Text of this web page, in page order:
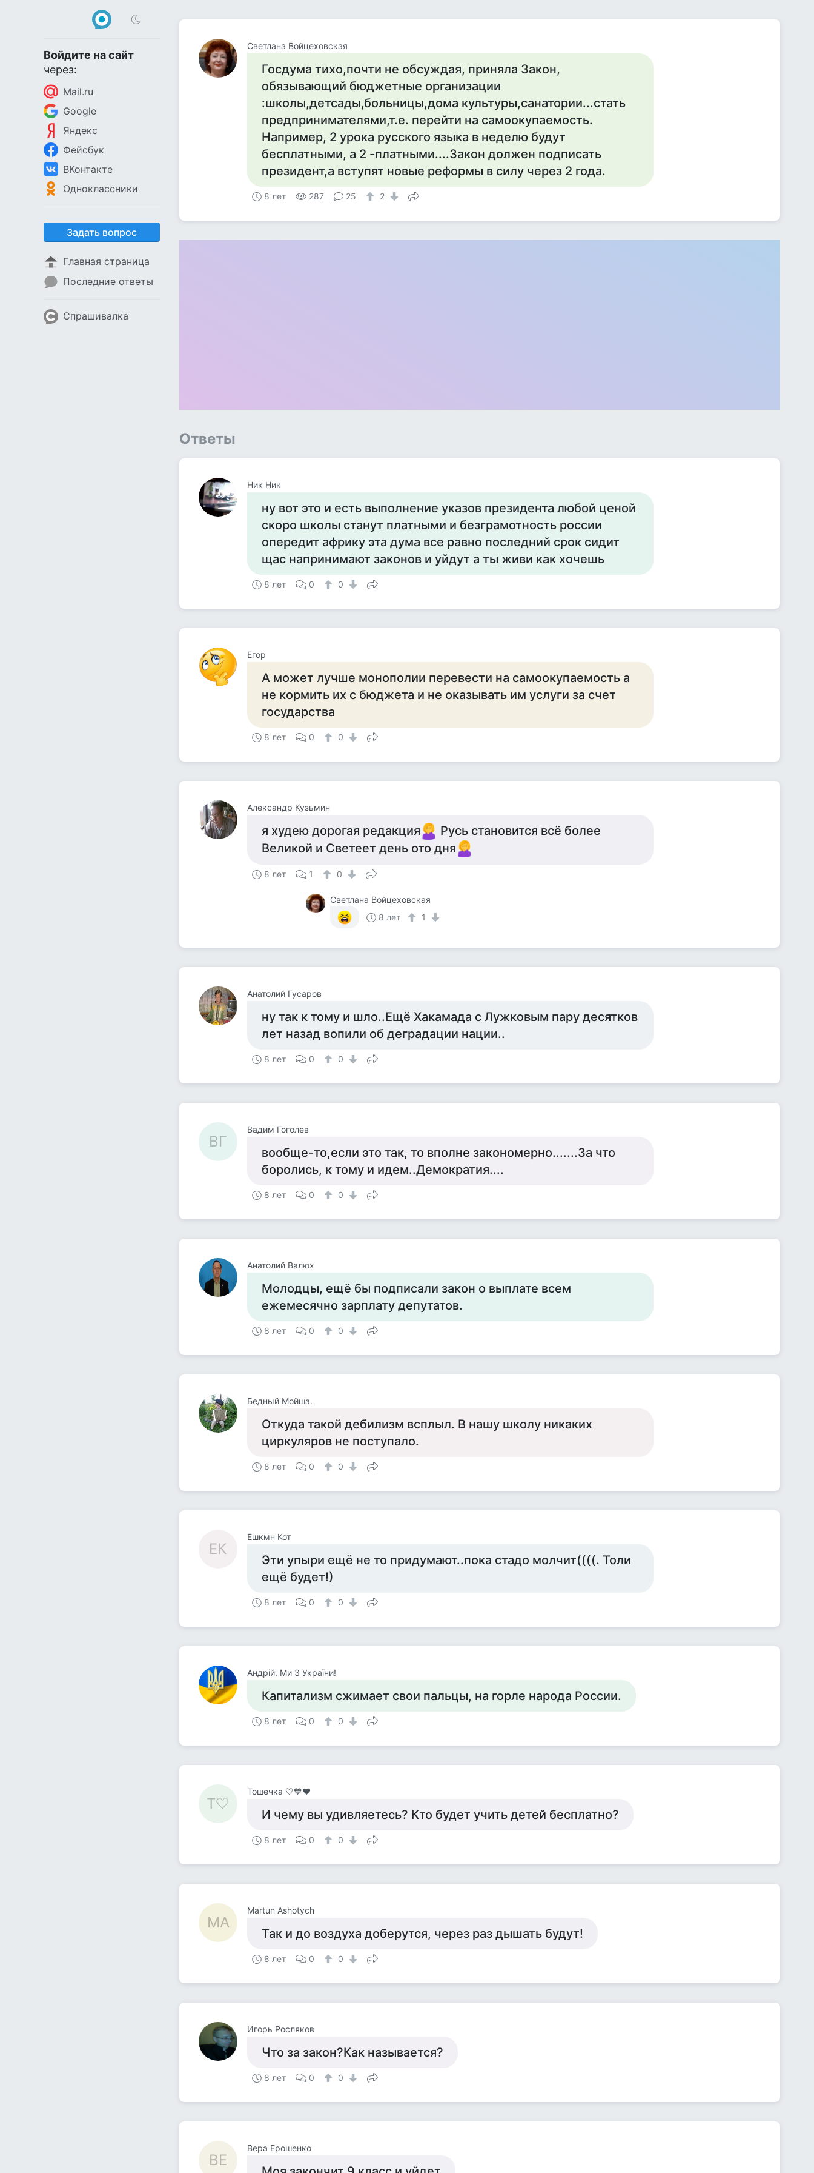
Войдите на сайт
через:
Mail.ru
Google
Яндекс
Фейсбук
ВКонтакте
Одноклассники
Задать вопрос
Главная страница
Последние ответы
Спрашивалка
Светлана Войцеховская
Госдума тихо,почти не обсуждая, приняла Закон,
обязывающий бюджетные организации
:школы,детсады,больницы,дома культуры,санатории...стать
предпринимателями,т.е. перейти на самоокупаемость.
Например, 2 урока русского языка в неделю будут
бесплатными, а 2 -платными....Закон должен подписать
президент,а вступят новые реформы в силу через 2 года.
8 лет 287 25 2
Ответы
Ник Ник
ну вот это и есть выполнение указов президента любой ценой
скоро школы станут платными и безграмотность россии
опередит африку эта дума все равно последний срок сидит
щас напринимают законов и уйдут а ты живи как хочешь
8 лет 0 0
Егор
А может лучше монополии перевести на самоокупаемость а
не кормить их с бюджета и не оказывать им услуги за счет
государства
8 лет 0 0
Aлександр Кузьмин
я худею дорогая редакция
Русь становится всё более
Великой и Светеет день ото дня
8 лет 1 0
Светлана Войцеховская
8 лет
1
Анатолий Гусаров
ну так к тому и шло..Ещё Хакамада с Лужковым пару десятков
лет назад вопили об деградации нации..
8 лет 0 0
ВГ
Вадим Гоголев
вообще-то,если это так, то вполне закономерно.......За что
боролись, к тому и идем..Демократия....
8 лет 0 0
Анатолий Валюх
Молодцы, ещё бы подписали закон о выплате всем
ежемесячно зарплату депутатов.
8 лет 0 0
Бедный Мойша.
Откуда такой дебилизм всплыл. В нашу школу никаких
циркуляров не поступало.
8 лет 0 0
ЕК
Ешкмн Кот
Эти упыри ещё не то придумают..пока стадо молчит((((. Толи
ещё будет!)
8 лет 0 0
Андрій. Ми З України!
Капитализм сжимает свои пальцы, на горле народа России.
8 лет 0 0
Т🤍
Тошечка 🤍💙♥️
И чему вы удивляетесь? Кто будет учить детей бесплатно?
8 лет 0 0
MA
Martun Ashotych
Так и до воздуха доберутся, через раз дышать будут!
8 лет 0 0
Игорь Росляков
Что за закон?Как называется?
8 лет 0 0
ВЕ
Вера Ерошенко